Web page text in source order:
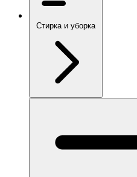
Стирка и уборка